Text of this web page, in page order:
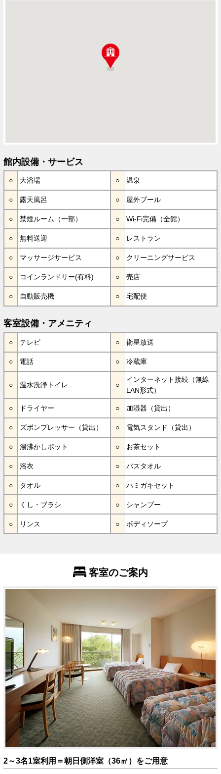
館内設備・サービス
大浴場 温泉
露天風呂 屋外プール
禁煙ルーム（一部） Wi-Fi完備（全館）
無料送迎 レストラン
マッサージサービス クリーニングサービス
コインランドリー(有料) 売店
自動販売機 宅配便
客室設備・アメニティ
テレビ 衛星放送
電話 冷蔵庫
温水洗浄トイレ
インターネット接続（無線
LAN形式）
ドライヤー 加湿器（貸出）
ズボンプレッサー（貸出） 電気スタンド（貸出）
湯沸かしポット お茶セット
浴衣 バスタオル
タオル ハミガキセット
くし・ブラシ シャンプー
リンス ボディソープ
客室のご案内
2～3名1室利用＝朝日側洋室（36㎡）をご用意